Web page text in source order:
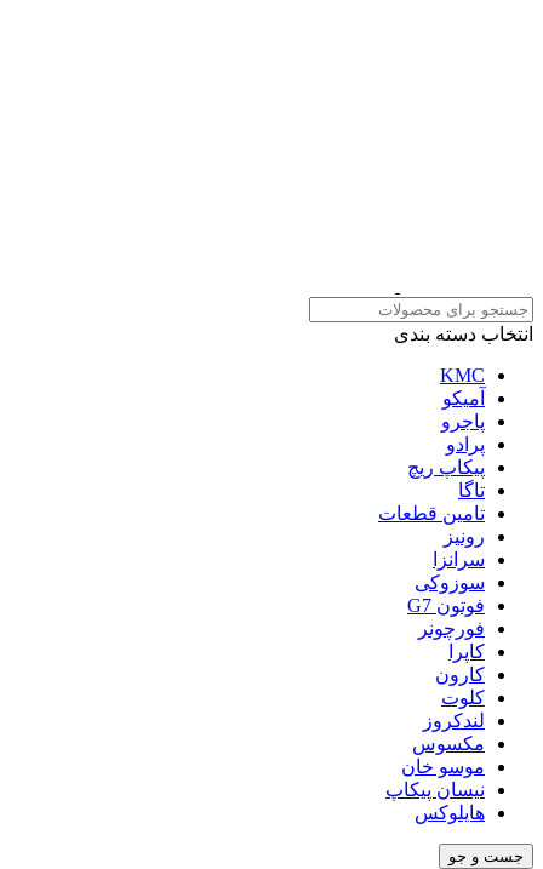
انتخاب دسته بندی
KMC
آمیکو
پاجرو
پرادو
پیکاپ ریچ
تاگا
تامین قطعات
رونیز
سرانزا
سوزوکی
فوتون G7
فورچونر
کاپرا
کارون
کلوت
لندکروز
مکسوس
موسو خان
نیسان پیکاپ
هایلوکس
جست و جو